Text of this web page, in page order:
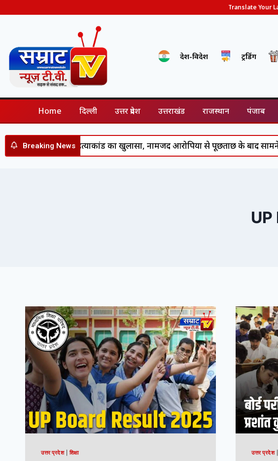
Translate Your
देश-विदेश ट्रेंडिंग
Home दिल्ली उत्तर प्रदेश उत्तराखंड राजस्थान पंजाब
Breaking News
में आदर्श चौहान हत्याकांड का खुलासा, नामजद आरोपियों से पूछताछ के बाद सामने
उत्तर प्रदेश|शिक्षा उत्तर प्रदेश